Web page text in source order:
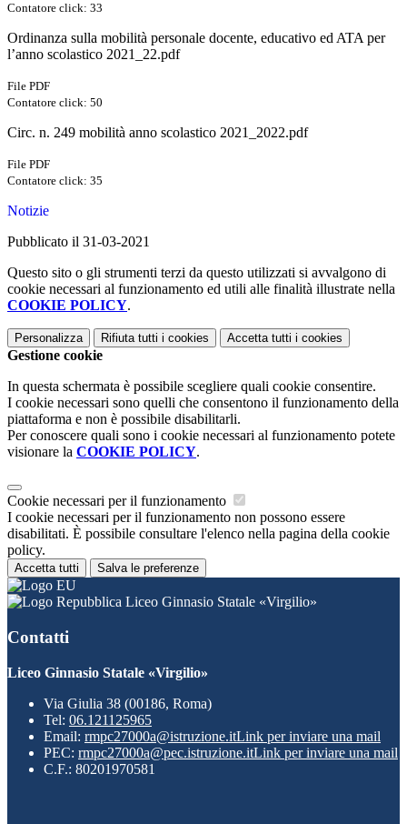
Contatore click: 33
Ordinanza sulla mobilità personale docente, educativo ed ATA per
l’anno scolastico 2021_22.pdf
File PDF
Contatore click: 50
Circ. n. 249 mobilità anno scolastico 2021_2022.pdf
File PDF
Contatore click: 35
Notizie
Pubblicato il 31-03-2021
Questo sito o gli strumenti terzi da questo utilizzati si avvalgono di
cookie necessari al funzionamento ed utili alle finalità illustrate nella
COOKIE POLICY.
Personalizza Rifiuta tutti i cookies Accetta tutti i cookies
Gestione cookie
In questa schermata è possibile scegliere quali cookie consentire.
I cookie necessari sono quelli che consentono il funzionamento della
piattaforma e non è possibile disabilitarli.
Per conoscere quali sono i cookie necessari al funzionamento potete
visionare la COOKIE POLICY.
Cookie necessari per il funzionamento
I cookie necessari per il funzionamento non possono essere
disabilitati. È possibile consultare l'elenco nella pagina della cookie
policy.
Accetta tutti Salva le preferenze
Liceo Ginnasio Statale «Virgilio»
Contatti
Liceo Ginnasio Statale «Virgilio»
Via Giulia 38 (00186, Roma)
Tel: 06.121125965
Email: rmpc27000a@istruzione.itLink per inviare una mail
PEC: rmpc27000a@pec.istruzione.itLink per inviare una mail
C.F.: 80201970581